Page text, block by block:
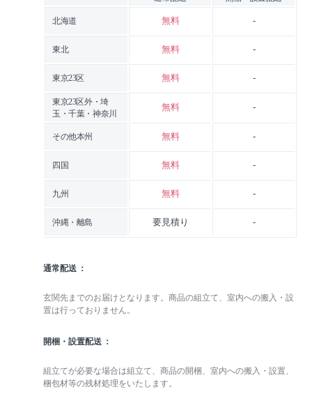
北海道 無料 -
東北 無料 -
東京23区 無料 -
東京23区外・埼
玉・千葉・神奈川
無料 -
その他本州 無料 -
四国 無料 -
九州 無料 -
沖縄・離島 要見積り -
通常配送
玄関先までのお届けとなります。商品の組立て、室内への搬入・設
置は行っておりません。
開梱・設置配送
組立てが必要な場合は組立て、商品の開梱、室内への搬入・設置、
梱包材等の残材処理をいたします。